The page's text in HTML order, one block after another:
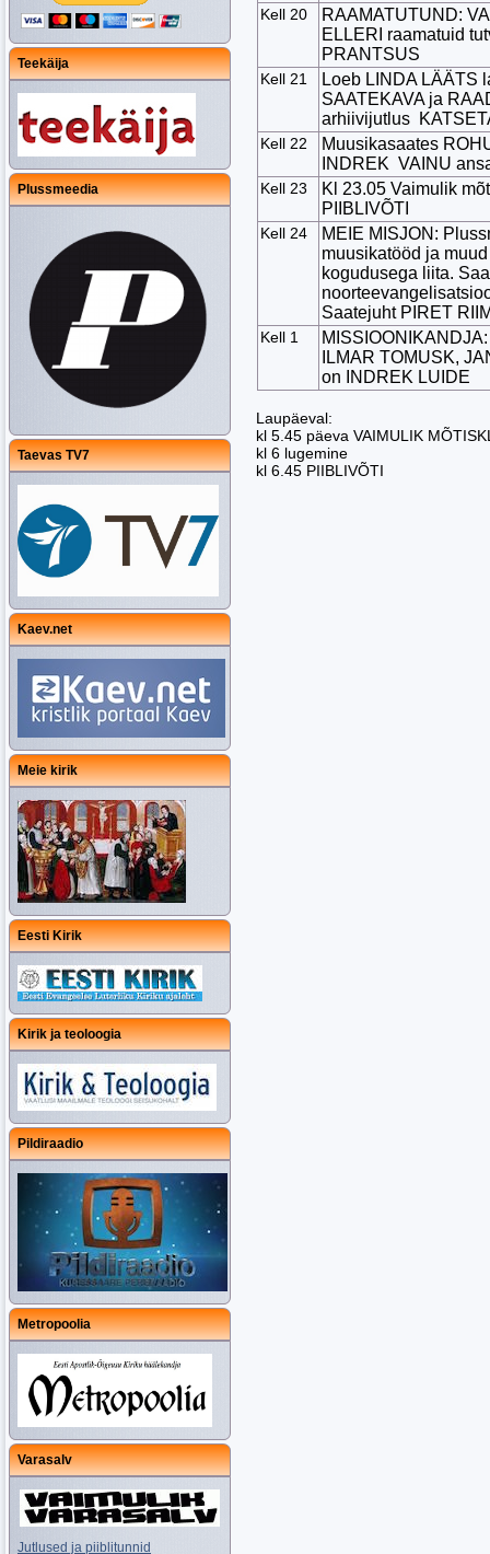
Teekäija
Plussmeedia
Taevas TV7
Kaev.net
Meie kirik
Eesti Kirik
Kirik ja teoloogia
Pildiraadio
Metropoolia
Varasalv
Jutlused ja piiblitunnid
Kell 20
RAAMATUTUND:
ELLERI raamatuid
PRANTSUS
Kell 21
Loeb LINDA LÄÄTS
SAATEKAVA ja
arhiivijutlus
Kell 22
Muusikasaates
INDREK VAINU
Kell 23
Kl 23.05 Vaimulik
PIIBLIVÕTI
Kell 24
MEIE MISJON:
muusikatööd ja
kogudusega liita.
Saatejuht PIRET
Kell 1
ILMAR TOMUSK,
on INDREK LUIDE
Laupäeval:
kl 5.45 päeva VAIMULIK
kl 6 lugemine
kl 6.45 PIIBLIVÕTI